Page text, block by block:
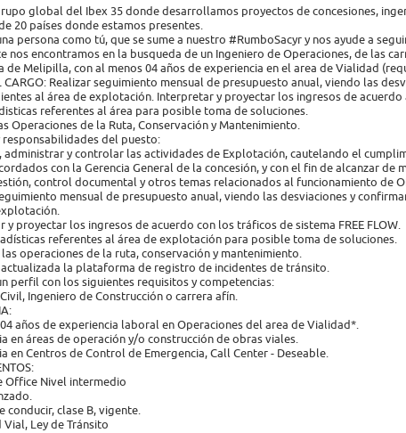
global del Ibex 35 donde desarrollamos proyectos de concesiones,
20 países donde estamos presentes.
persona como tú, que se sume a nuestro #RumboSacyr y nos ayude a
nos encontramos en la busqueda de un Ingeniero de Operaciones, de las
de Melipilla, con al menos 04 años de experiencia en el area de Vialidad
CARGO: Realizar seguimiento mensual de presupuesto anual, viendo las
al área de explotación. Interpretar y proyectar los ingresos de acuerdo
referentes al área para posible toma de soluciones.
Operaciones de la Ruta, Conservación y Mantenimiento.
responsabilidades del puesto:
administrar y controlar las actividades de Explotación, cautelando el
con la Gerencia General de la concesión, y con el fin de alcanzar de
control documental y otros temas relacionados al funcionamiento de
mensual de presupuesto anual, viendo las desviaciones y
y proyectar los ingresos de acuerdo con los tráficos de sistema FREE FLOW.
referentes al área de explotación para posible toma de soluciones.
operaciones de la ruta, conservación y mantenimiento.
la plataforma de registro de incidentes de tránsito.
perfil con los siguientes requisitos y competencias:
Ingeniero de Construcción o carrera afín.
años de experiencia laboral en Operaciones del area de Vialidad*.
en áreas de operación y/o construcción de obras viales.
en Centros de Control de Emergencia, Call Center - Deseable.
Office Nivel intermedio
conducir, clase B, vigente.
Ley de Tránsito